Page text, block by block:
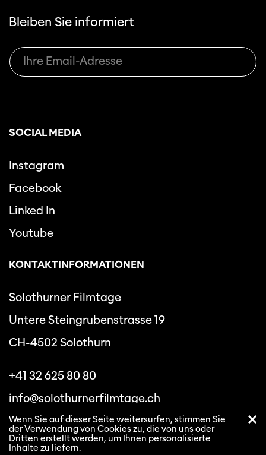
Bleiben Sie informiert
SOCIAL MEDIA
Instagram
Facebook
Linked In
Youtube
KONTAKTINFORMATIONEN
Solothurner Filmtage
Untere Steingrubenstrasse 19
CH-4502 Solothurn
+41 32 625 80 80
info@solothurnerfilmtage.ch
Datenschutzbestimmungen
Wenn Sie auf dieser Seite weitersurfen, stimmen Sie
der Verwendung von Cookies zu, die von uns oder
Dritten erstellt werden, um Ihnen personalisierte
Inhalte zu liefern.